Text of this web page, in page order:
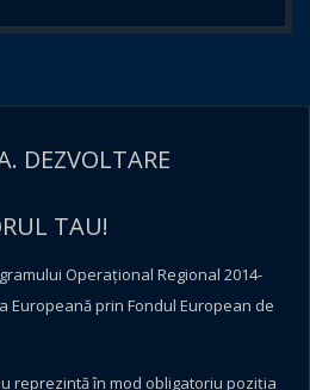
DEZVOLTARE
TAU!
Operațional Regional 2014-
Europeană prin Fondul European de
reprezintă în mod obligatoriu poziţia